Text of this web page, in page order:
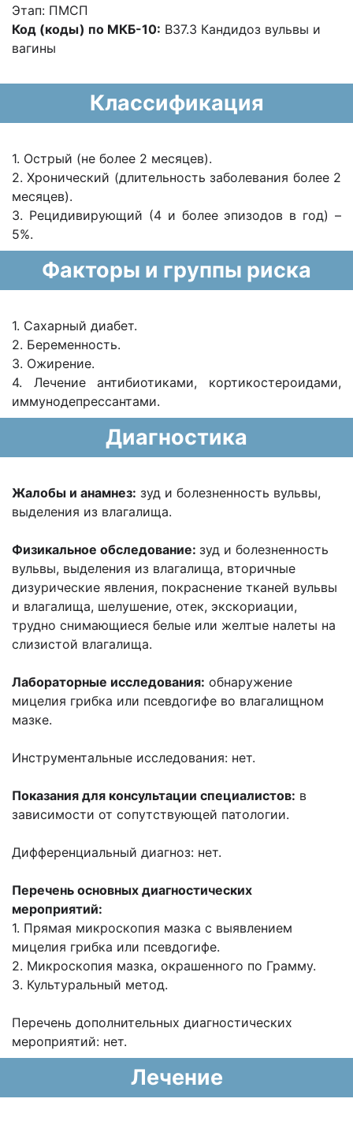
Этап: ПМСП
Код (коды) по МКБ-10: B37.3 Кандидоз вульвы и
вагины
Классификация
1. Острый (не более 2 месяцев).
2. Хронический (длительность заболевания более 2
месяцев).
3. Рецидивирующий (4 и более эпизодов в год) –
5%.
Факторы и группы риска
1. Сахарный диабет.
2. Беременность.
3. Ожирение.
4. Лечение антибиотиками, кортикостероидами,
иммунодепрессантами.
Диагностика
Жалобы и анамнез: зуд и болезненность вульвы,
выделения из влагалища.
Физикальное обследование: зуд и болезненность
вульвы, выделения из влагалища, вторичные
дизурические явления, покраснение тканей вульвы
и влагалища, шелушение, отек, экскориации,
трудно снимающиеся белые или желтые налеты на
слизистой влагалища.
Лабораторные исследования: обнаружение
мицелия грибка или псевдогифе во влагалищном
мазке.
Инструментальные исследования: нет.
Показания для консультации специалистов: в
зависимости от сопутствующей патологии.
Дифференциальный диагноз: нет.
Перечень основных диагностических
мероприятий:
1. Прямая микроскопия мазка с выявлением
мицелия грибка или псевдогифе.
2. Микроскопия мазка, окрашенного по Грамму.
3. Культуральный метод.
Перечень дополнительных диагностических
мероприятий: нет.
Лечение